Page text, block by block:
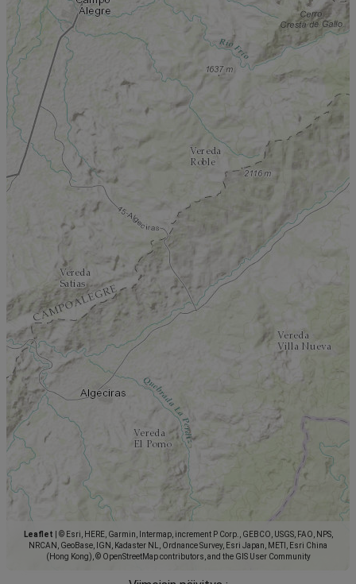
Leaflet
© Esri, HERE, Garmin, Intermap, increment P Corp., GEBCO, USGS, FAO, NPS,
NRCAN, GeoBase, IGN, Kadaster NL, Ordnance Survey, Esri Japan, METI, Esri China
(Hong Kong), © OpenStreetMap contributors, and the GIS User Community